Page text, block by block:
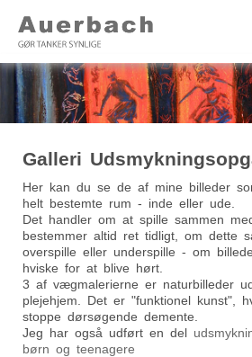
Galleri
Her kan du se de af mine billeder
helt bestemte rum - inde eller ude.
Det handler om at spille sammen
bestemmer altid ret tidligt, om dette
overspille eller underspille - om
hviske for at blive hørt.
3 af vægmalerierne er naturbilleder
plejehjem. Det er "funktionel kunst",
stoppe dørsøgende demente.
Jeg har også udført en del
børn og teenagere